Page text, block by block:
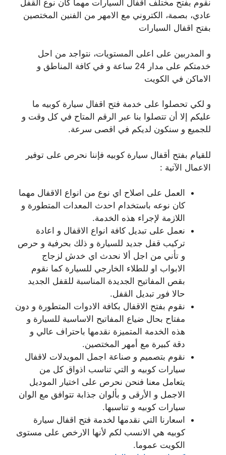
نقوم بفتح مختلف اقفال السيارات مهما كان نوع القفل
عادي، بصمة، الكتروني مع الامهر من الفنين المختصين
بفتح اقفال السيارات
و المدربين على اعلى المستويات، نتواجد من احل
خدمتكم على مدار 24 ساعة و في كافة المناطق و
الاماكن في الكويت
و لكي تحصلوا على خدمة فتح اقفال سيارة كوبيه ما
عليكم إلا أن تتصلوا بنا عبر الرقم المتاح في كل وقت و
للجميع و سنكون لديكم في اقصى سرعة.
للقيام بفتح أقفال سيارة كوبيه فإننا نحرص على توفير
الاعمال الآتية :
العمل على اصلاح اي نوع من انواع الاقفال مهما
كان نوعه باستخدام احدث المعدات المتطورة و
اللازمة لإجراء هذه الخدمة.
نعمل على تبديل كافة انواع الاقفال و اعادة
تركيب قفل جديد للسيارة و ذلك بحرفية و حرص
و تأني من اجل ألا نحدث اي خدش لزجاج
الابواب او للطلاء الخارجي للسيارة كما نقوم
بقص المفاتيح الجديدة المناسبة للقفل الجديد
حالا فور تبديل القفل.
نقوم بفتح الاقفال بكافة الادوات المتطورة و دون
مفتاح بحال ضياع المفاتيح الاساسية للسيارة و
هذه الخدمة المتميزة نقدمها باحتراف عالي و
دقة كبيرة مع أمهر المختصين.
نقوم بتصميم و صناعة اجمل المويدلات لاقفال
سيارات كوبيه و التي تناسب اذواق كل من
يتعامل معنا فنحن نحرص على اختيار الموديل
الاجمل و الأرقى و بألوان جذابة تتوافق مع الوان
سيارات كوبيه و تناسبها.
اسعارنا التي نقدمها لخدمة فتح اقفال سيارة
كوبيه هي الانسب لكم لأنها الارخص على مستوى
الكويت عموما.